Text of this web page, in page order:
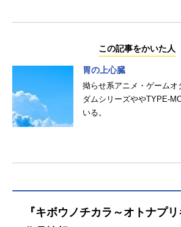
この記事をかいた人
胃の上心臓
拗らせ系アニメ・ゲームオ
ダムシリーズややTYPE-
いる。
『キボウノチカラ～オトナプリ